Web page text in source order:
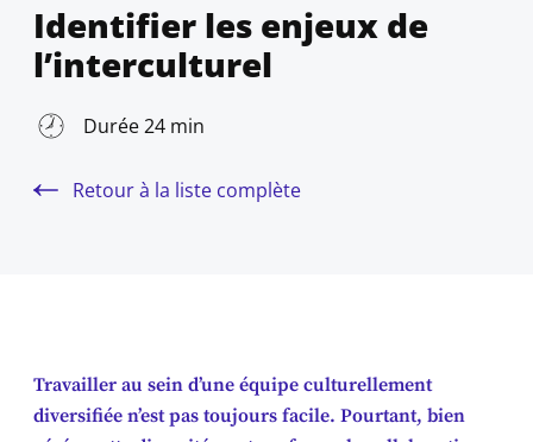
Identifier les enjeux de
l’interculturel
Durée 24 min
Retour à la liste complète
Travailler au sein d’une équipe culturellement
diversifiée n’est pas toujours facile. Pourtant, bien